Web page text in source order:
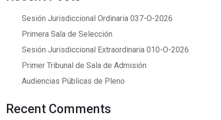
Sesión Jurisdiccional Ordinaria 037-O-2026
Primera Sala de Selección
Sesión Jurisdiccional Extraordinaria 010-O-2026
Primer Tribunal de Sala de Admisión
Audiencias Públicas de Pleno
Recent Comments